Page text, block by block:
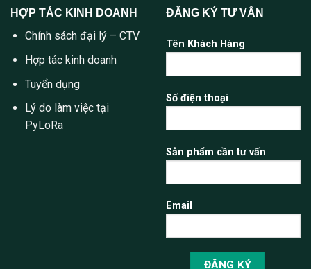
HỢP TÁC KINH DOANH
Chính sách đại lý – CTV
Hợp tác kinh doanh
Tuyển dụng
Lý do làm việc tại
PyLoRa
ĐĂNG KÝ TƯ VẤN
Tên Khách Hàng
Số điện thoại
Sản phẩm cần tư vấn
Email